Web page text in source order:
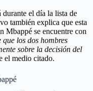
el día la lista de
también explica que esta
Mbappé se encuentre con
los dos hombres
sobre la decisión del
el medio citado.